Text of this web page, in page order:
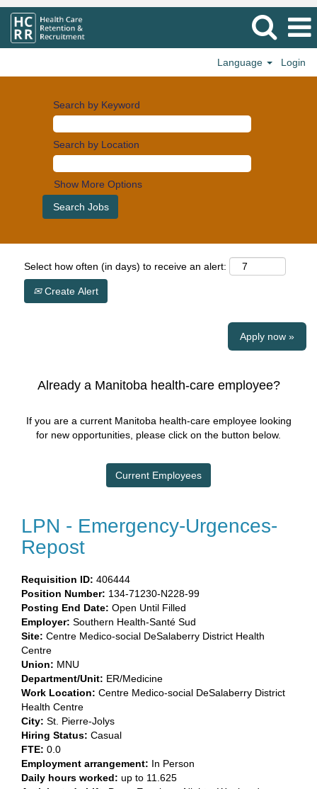
Language Login
Search by Keyword
Search by Location
Show More Options
Select how often (in days) to receive an alert:
Create Alert
Apply now »
Already a Manitoba health-care employee?
If you are a current Manitoba health-care employee looking
for new opportunities, please click on the button below.
Current Employees
LPN - Emergency-Urgences-
Repost
Requisition ID: ​406444
Position Number: 134-71230-N228-99
Posting End Date: Open Until Filled
Employer: Southern Health-Santé Sud​
Site: Centre Medico-social DeSalaberry District Health
Centre​
Union: ​MNU​
Department/Unit: ​ER/Medicine​
Work Location: Centre Medico-social DeSalaberry District
Health Centre
City: ​St. Pierre-Jolys​
Hiring Status: Casual
FTE: ​0.0​
Employment arrangement: ​In Person​
Daily hours worked: ​up to 11.625